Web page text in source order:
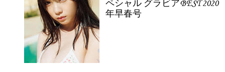
ペシャル グラビアBEST 2020
年早春号